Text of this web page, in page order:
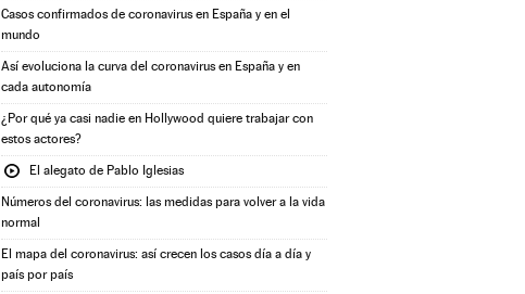
Casos confirmados de coronavirus en España y en el
mundo
Así evoluciona la curva del coronavirus en España y en
cada autonomía
¿Por qué ya casi nadie en Hollywood quiere trabajar con
estos actores?
El alegato de Pablo Iglesias
Números del coronavirus: las medidas para volver a la vida
normal
El mapa del coronavirus: así crecen los casos día a día y
país por país